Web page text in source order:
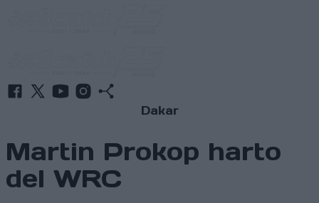
Dakar
Martin Prokop harto
del WRC